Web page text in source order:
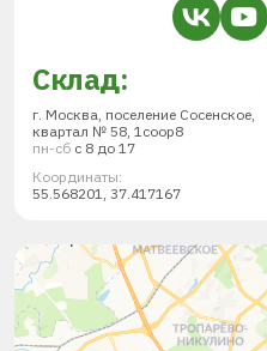
Склад:
г. Москва, поселение Сосенское,
квартал № 58, 1соор8
пн-сб с 8 до 17
Координаты:
55.568201, 37.417167